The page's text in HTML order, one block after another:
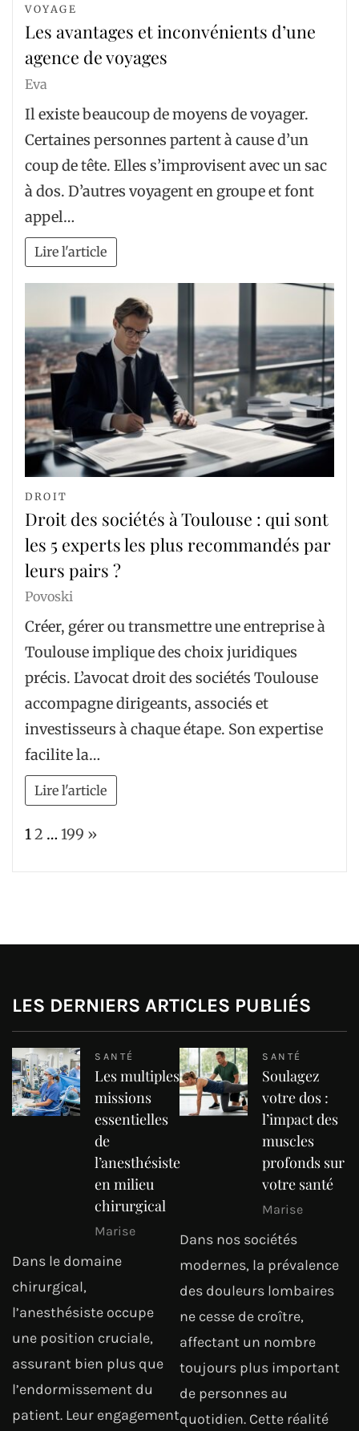
VOYAGE
Les avantages et inconvénients d’une
agence de voyages
Eva
Il existe beaucoup de moyens de voyager.
Certaines personnes partent à cause d’un
coup de tête. Elles s’improvisent avec un sac
à dos. D’autres voyagent en groupe et font
appel…
Lire l'article
DROIT
Droit des sociétés à Toulouse : qui sont
les 5 experts les plus recommandés par
leurs pairs ?
Povoski
Créer, gérer ou transmettre une entreprise à
Toulouse implique des choix juridiques
précis. L’avocat droit des sociétés Toulouse
accompagne dirigeants, associés et
investisseurs à chaque étape. Son expertise
facilite la…
Lire l'article
Page:
12 … 199 Next
»
LES DERNIERS ARTICLES PUBLIÉS
SANTÉ
Les multiples
missions
essentielles
de
l’anesthésiste
en milieu
chirurgical
Marise
Dans le domaine
chirurgical,
l’anesthésiste occupe
une position cruciale,
assurant bien plus que
l’endormissement du
patient. Leur engagement
SANTÉ
Soulagez
votre dos :
l’impact des
muscles
profonds sur
votre santé
Marise
Dans nos sociétés
modernes, la prévalence
des douleurs lombaires
ne cesse de croître,
affectant un nombre
toujours plus important
de personnes au
quotidien. Cette réalité